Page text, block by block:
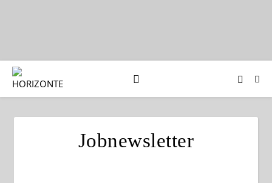
Jobnewsletter